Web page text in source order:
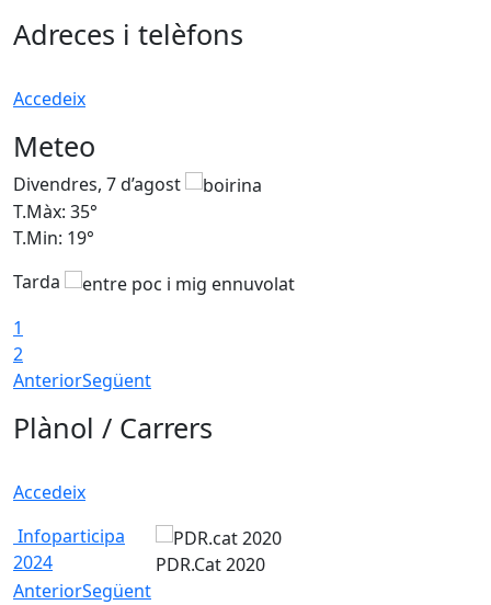
Adreces i telèfons
Accedeix
Meteo
Divendres, 7 d’agost
T.Màx: 35°
T.Min: 19°
Tarda
1
2
AnteriorSegüent
Plànol / Carrers
Accedeix
Infoparticipa
2024
PDR.Cat 2020
AnteriorSegüent